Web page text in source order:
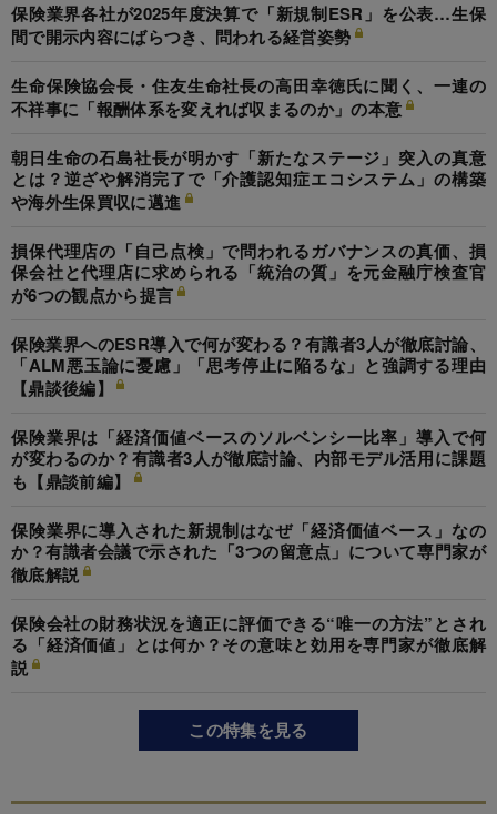
保険業界各社が2025年度決算で「新規制ESR」を公表…生保
間で開示内容にばらつき、問われる経営姿勢
生命保険協会長・住友生命社長の高田幸徳氏に聞く、一連の
不祥事に「報酬体系を変えれば収まるのか」の本意
朝日生命の石島社長が明かす「新たなステージ」突入の真意
とは？逆ざや解消完了で「介護認知症エコシステム」の構築
や海外生保買収に邁進
損保代理店の「自己点検」で問われるガバナンスの真価、損
保会社と代理店に求められる「統治の質」を元金融庁検査官
が6つの観点から提言
保険業界へのESR導入で何が変わる？有識者3人が徹底討論、
「ALM悪玉論に憂慮」「思考停止に陥るな」と強調する理由
【鼎談後編】
保険業界は「経済価値ベースのソルベンシー比率」導入で何
が変わるのか？有識者3人が徹底討論、内部モデル活用に課題
も【鼎談前編】
保険業界に導入された新規制はなぜ「経済価値ベース」なの
か？有識者会議で示された「3つの留意点」について専門家が
徹底解説
保険会社の財務状況を適正に評価できる“唯一の方法”とされ
る「経済価値」とは何か？その意味と効用を専門家が徹底解
説
この特集を見る